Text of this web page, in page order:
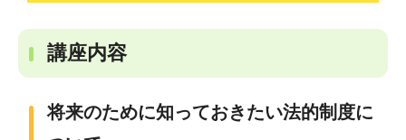
講座内容
将来のために知っておきたい法的制度に